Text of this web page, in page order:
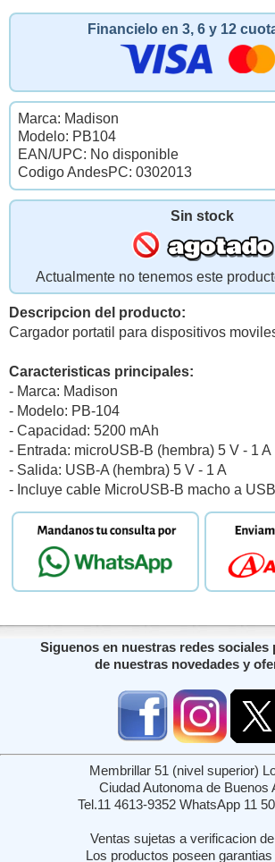
Financielo en 3, 6 y 12
Marca: Madison
Modelo: PB104
EAN/UPC: No disponible
Codigo AndesPC: 0302013
Sin stock
Actualmente no tenemos este
Descripcion del producto:
Cargador portatil para dispositivos
Caracteristicas principales:
- Marca: Madison
- Modelo: PB-104
- Capacidad: 5200 mAh
- Entrada: microUSB-B (hembra) 5 V - 1 A
- Salida: USB-A (hembra) 5 V - 1 A
- Incluye cable MicroUSB-B macho a
Siguenos en nuestras redes sociales
de nuestras novedades y
Membrillar 51 (nivel superior)
Ciudad Autonoma de Buenos
Tel.11 4613-9352 WhatsApp 11
Ventas sujetas a verificacion
Los productos poseen